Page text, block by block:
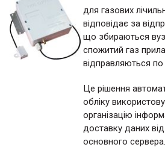
для газових
відповідає за
що збираються
спожитий газ
відправляються
Це рішення
обліку
організацію
доставку даних
основного сервера.